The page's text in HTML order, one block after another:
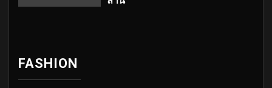
FASHION